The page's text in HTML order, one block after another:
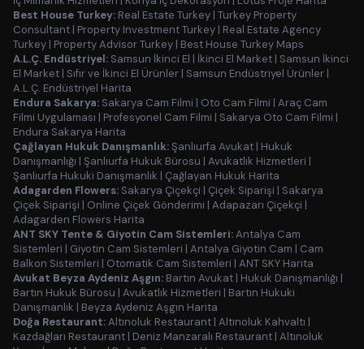
Best House Turkey: Real Estate Turkey | Turkey Property
Consultant | Property Investment Turkey | Real Estate Agency
Turkey | Property Advisor Turkey | Best House Turkey Maps
A.L.Ç. Endüstriyel: Samsun İkinci El | İkinci El Market | Samsun İkinci
El Market | Sıfır ve İkinci El Ürünler | Samsun Endüstriyel Ürünler |
A.L.Ç. Endüstriyel Harita
Endura Sakarya: Sakarya Cam Filmi | Oto Cam Filmi | Araç Cam
Filmi Uygulaması | Profesyonel Cam Filmi | Sakarya Oto Cam Filmi |
Endura Sakarya Harita
Çağlayan Hukuk Danışmanlık:Şanlıurfa Avukat | Hukuk
Danışmanlığı | Şanlıurfa Hukuk Bürosu | Avukatlık Hizmetleri |
Şanlıurfa Hukuki Danışmanlık | Çağlayan Hukuk Harita
Adagarden Flowers: Sakarya Çiçekçi | Çiçek Siparişi | Sakarya
Çiçek Siparişi | Online Çiçek Gönderimi | Adapazarı Çiçekçi |
Adagarden Flowers Harita
ANT SKY Tente & Giyotin Cam Sistemleri:Antalya Cam
Sistemleri | Giyotin Cam Sistemleri | Antalya Giyotin Cam | Cam
Balkon Sistemleri | Otomatik Cam Sistemleri | ANT SKY Harita
Avukat Beyza Aydeniz Aşgın: Bartın Avukat | Hukuk Danışmanlığı |
Bartın Hukuk Bürosu | Avukatlık Hizmetleri | Bartın Hukuki
Danışmanlık | Beyza Aydeniz Aşgın Harita
Doğa Restaurant:Altınoluk Restaurant | Altınoluk Kahvaltı |
Kazdağları Restaurant | Deniz Manzaralı Restaurant | Altınoluk